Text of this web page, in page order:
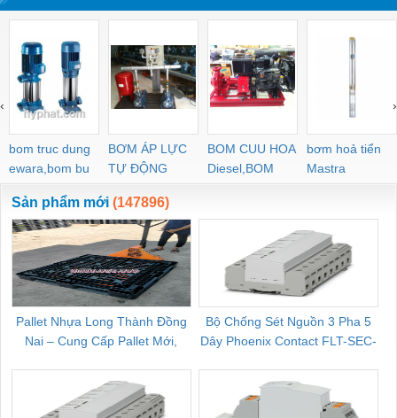
bom truc dung
ewara,bom bu
ewara
BƠM ÁP LỰC
TỰ ĐỘNG
BOM CUU HOA
Diesel,BOM
CHUA CHAY
bơm hoả tiển
Mastra
‹ ›
Sản phẩm mới (147896)
Pallet Nhựa Long Thành Đồng
Nai – Cung Cấp Pallet Mới,
Bộ Chống Sét Nguồn 3 Pha 5
Dây Phoenix Contact FLT-SEC-